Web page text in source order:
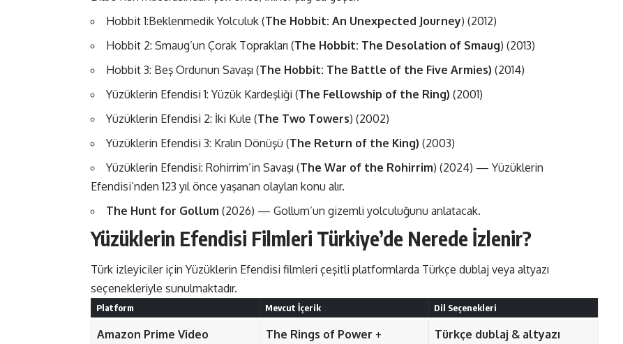
Hobbit 1:Beklenmedik Yolculuk (The Hobbit: An Unexpected Journey) (2012)
Hobbit 2: Smaug’un Çorak Toprakları (The Hobbit: The Desolation of Smaug) (2013)
Hobbit 3: Beş Ordunun Savaşı (The Hobbit: The Battle of the Five Armies) (2014)
Yüzüklerin Efendisi 1: Yüzük Kardeşliği (The Fellowship of the Ring) (2001)
Yüzüklerin Efendisi 2: İki Kule (The Two Towers) (2002)
Yüzüklerin Efendisi 3: Kralın Dönüşü (The Return of the King) (2003)
Yüzüklerin Efendisi: Rohirrim’in Savaşı (The War of the Rohirrim) (2024) — Yüzüklerin
Efendisi’nden 123 yıl önce yaşanan olayları konu alır.
The Hunt for Gollum (2026) — Gollum’un gizemli yolculuğunu anlatacak​.
Yüzüklerin Efendisi Filmleri Türkiye’de Nerede İzlenir?
Türk izleyiciler için Yüzüklerin Efendisi filmleri çeşitli platformlarda Türkçe dublaj veya altyazı
seçenekleriyle sunulmaktadır.
Platform Mevcut İçerik Dil Seçenekleri
Amazon Prime Video The Rings of Power + Türkçe dublaj & altyazı